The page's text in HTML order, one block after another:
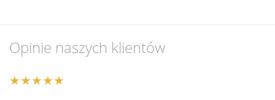
Opinie naszych klientów
★★★★★